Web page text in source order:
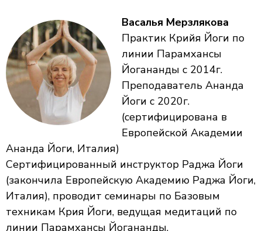
Васалья Мерзлякова
Практик Крийя Йоги по
линии Парамхансы
Йогананды с 2014г.
Преподаватель Ананда
Йоги с 2020г.
(сертифицирована в
Европейской Академии
Ананда Йоги, Италия)
Сертифицированный инструктор Раджа Йоги
(закончила Европейскую Академию Раджа Йоги,
Италия), проводит семинары по Базовым
техникам Крия Йоги, ведущая медитаций по
линии Парамхансы Йогананды.